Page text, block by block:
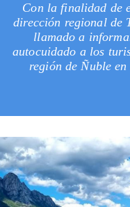
Con la finalidad de
dirección regional de
llamado a
autocuidado a los
región de Ñuble